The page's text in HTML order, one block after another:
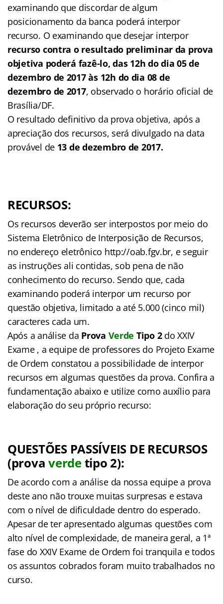
examinando que discordar de algum
posicionamento da banca poderá interpor
recurso. O examinando que desejar interpor
recurso contra o resultado preliminar da prova
objetiva poderá fazê-lo, das 12h do dia 05 de
dezembro de 2017 às 12h do dia 08 de
dezembro de 2017, observado o horário oficial de
Brasília/DF.
O resultado definitivo da prova objetiva, após a
apreciação dos recursos, será divulgado na data
provável de 13 de dezembro de 2017.
RECURSOS:
Os recursos deverão ser interpostos por meio do
Sistema Eletrônico de Interposição de Recursos,
no endereço eletrônico http://oab.fgv.br, e seguir
as instruções ali contidas, sob pena de não
conhecimento do recurso. Sendo que, cada
examinando poderá interpor um recurso por
questão objetiva, limitado a até 5.000 (cinco mil)
caracteres cada um.
Após a análise da Prova Verde Tipo 2do XXIV
Exame , a equipe de professores do Projeto Exame
de Ordem constatou a possibilidade de interpor
recursos em algumas questões da prova. Confira a
fundamentação abaixo e utilize como auxílio para
elaboração do seu próprio recurso:
QUESTÕES PASSÍVEIS DE RECURSOS
(provaverdetipo 2):
De acordo com a análise da nossa equipe a prova
deste ano não trouxe muitas surpresas e estava
com o nível de dificuldade dentro do esperado.
Apesar de ter apresentado algumas questões com
alto nível de complexidade, de maneira geral, a 1ª
fase do XXIV Exame de Ordem foi tranquila e todos
os assuntos cobrados foram muito trabalhados no
curso.